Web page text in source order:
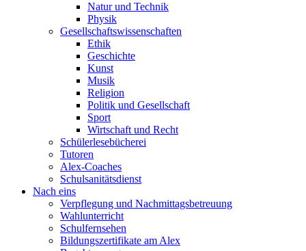
Natur und Technik
Physik
Gesellschaftswissenschaften
Ethik
Geschichte
Kunst
Musik
Religion
Politik und Gesellschaft
Sport
Wirtschaft und Recht
Schülerlesebücherei
Tutoren
Alex-Coaches
Schulsanitätsdienst
Nach eins
Verpflegung und Nachmittagsbetreuung
Wahlunterricht
Schulfernsehen
Bildungszertifikate am Alex